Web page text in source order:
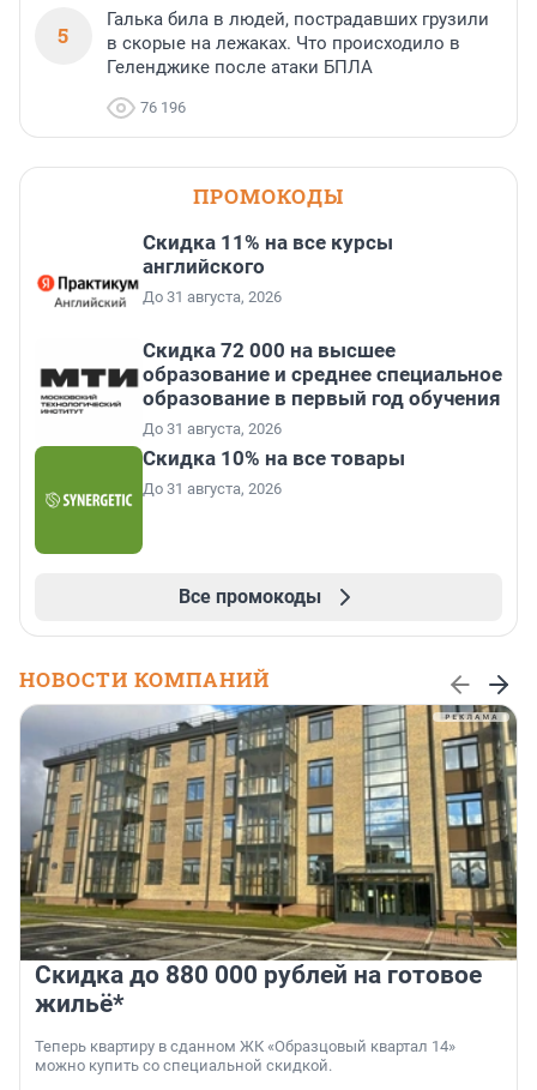
5
Галька била в людей, пострадавших грузили
в скорые на лежаках. Что происходило в
Геленджике после атаки БПЛА
76 196
ПРОМОКОДЫ
Скидка 11% на все курсы
английского
До 31 августа, 2026
Скидка 72 000 на высшее
образование и среднее специальное
образование в первый год обучения
До 31 августа, 2026
Скидка 10% на все товары
До 31 августа, 2026
Все промокоды
НОВОСТИ КОМПАНИЙ
Скидка до 880 000 рублей на готовое
жильё*
Теперь квартиру в сданном ЖК «Образцовый квартал 14»
можно купить со специальной скидкой.